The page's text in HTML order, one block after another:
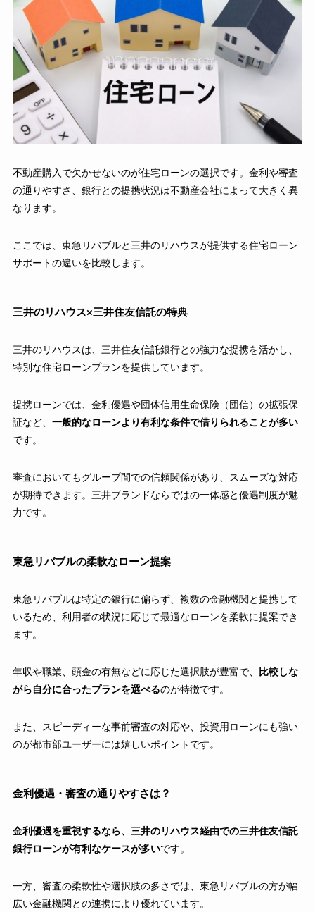
不動産購入で欠かせないのが住宅ローンの選択です。金利や審査
の通りやすさ、銀行との提携状況は不動産会社によって大きく異
なります。
ここでは、東急リバブルと三井のリハウスが提供する住宅ローン
サポートの違いを比較します。
三井のリハウス×三井住友信託の特典
三井のリハウスは、三井住友信託銀行との強力な提携を活かし、
特別な住宅ローンプランを提供しています。
提携ローンでは、金利優遇や団体信用生命保険（団信）の拡張保
証など、 一般的なローンより有利な条件で借りられることが多い
です。
審査においてもグループ間での信頼関係があり、スムーズな対応
が期待できます。三井ブランドならではの一体感と優遇制度が魅
力です。
東急リバブルの柔軟なローン提案
東急リバブルは特定の銀行に偏らず、複数の金融機関と提携して
いるため、利用者の状況に応じて最適なローンを柔軟に提案でき
ます。
年収や職業、頭金の有無などに応じた選択肢が豊富で、
比較しな
がら自分に合ったプランを選べるのが特徴です。
また、スピーディーな事前審査の対応や、投資用ローンにも強い
のが都市部ユーザーには嬉しいポイントです。
金利優遇・審査の通りやすさは？
金利優遇を重視するなら、三井のリハウス経由での三井住友信託
銀行ローンが有利なケースが多いです。
一方、審査の柔軟性や選択肢の多さでは、東急リバブルの方が幅
広い金融機関との連携により優れています。